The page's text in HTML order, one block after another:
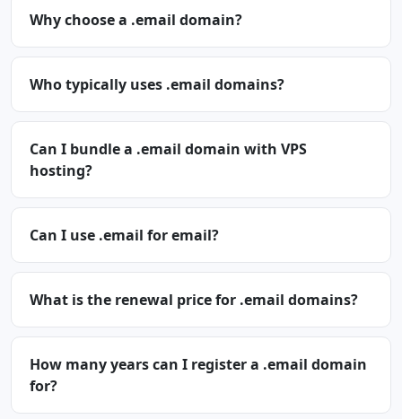
Why choose a .email domain?
Who typically uses .email domains?
Can I bundle a .email domain with VPS
hosting?
Can I use .email for email?
What is the renewal price for .email domains?
How many years can I register a .email domain
for?